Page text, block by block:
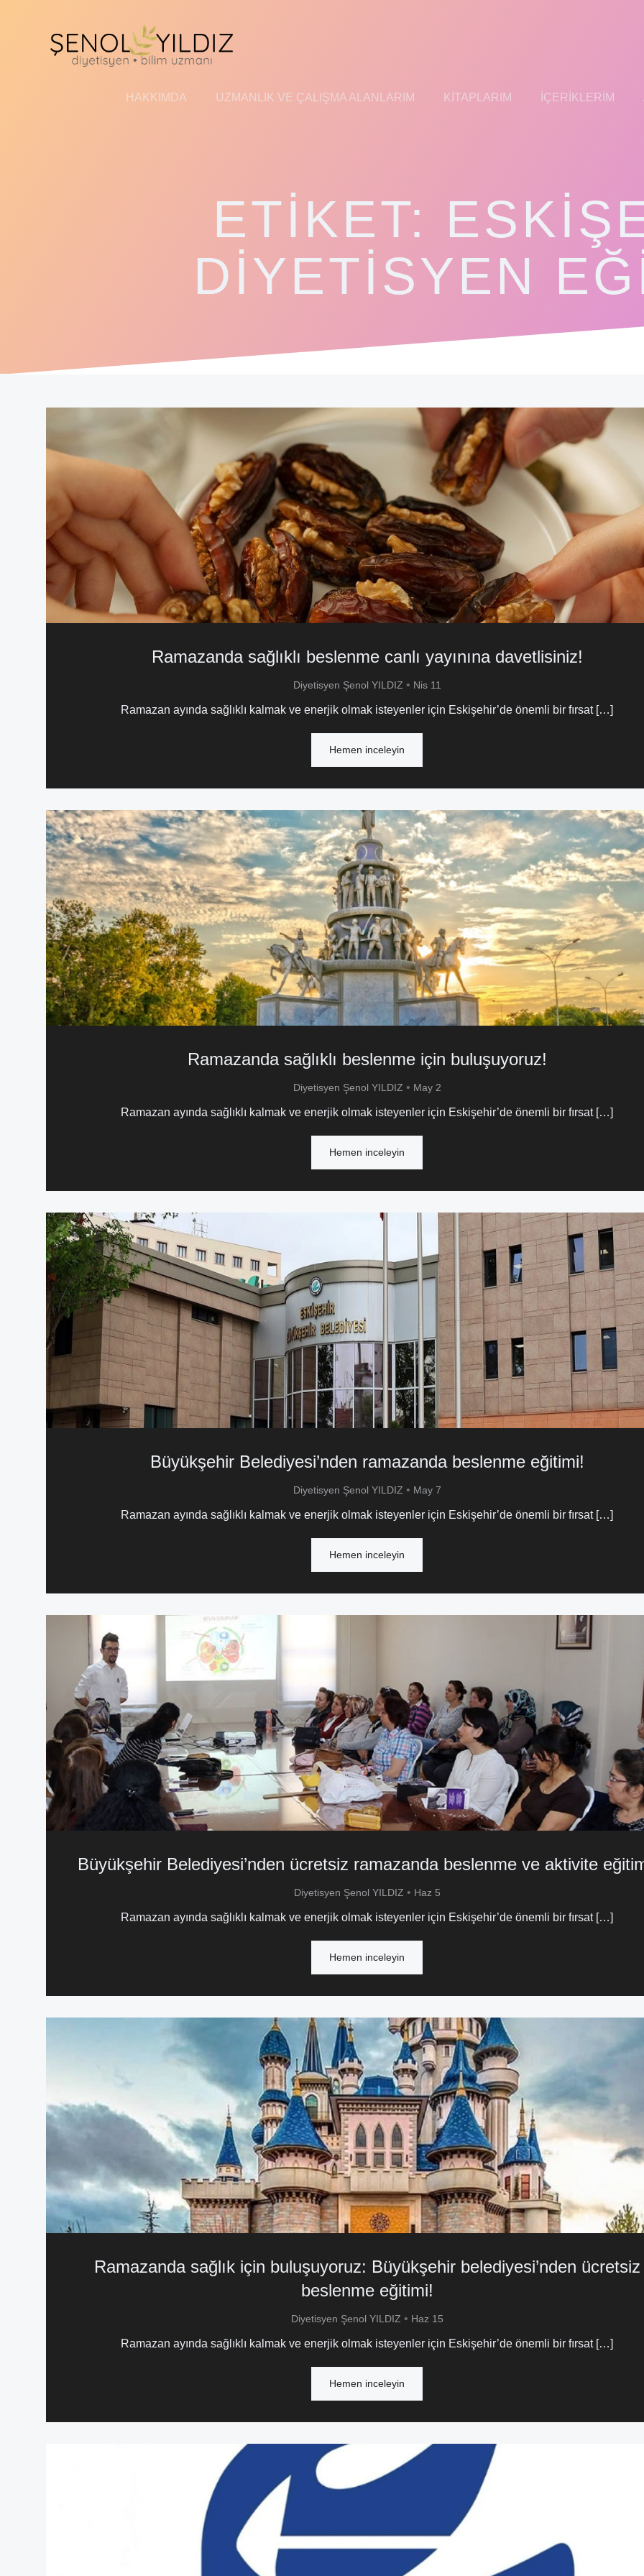
HAKKIMDA UZMANLIK VE ÇALIŞMA ALANLARIM KITAPLARIM İÇERIKLERIM
ETIKET:
DIYETISYEN
Ramazanda sağlıklı beslenme canlı yayınına davetlisiniz!
Diyetisyen Şenol YILDIZ • Nis 11
Ramazan ayında sağlıklı kalmak ve enerjik olmak isteyenler için Eskişehir’de önemli bir fırsat […]
Hemen inceleyin
Ramazanda sağlıklı beslenme için buluşuyoruz!
Diyetisyen Şenol YILDIZ • May 2
Ramazan ayında sağlıklı kalmak ve enerjik olmak isteyenler için Eskişehir’de önemli bir fırsat […]
Hemen inceleyin
Büyükşehir Belediyesi’nden ramazanda beslenme eğitimi!
Diyetisyen Şenol YILDIZ • May 7
Ramazan ayında sağlıklı kalmak ve enerjik olmak isteyenler için Eskişehir’de önemli bir fırsat […]
Hemen inceleyin
Büyükşehir Belediyesi’nden ücretsiz ramazanda beslenme ve aktivite
Diyetisyen Şenol YILDIZ • Haz 5
Ramazan ayında sağlıklı kalmak ve enerjik olmak isteyenler için Eskişehir’de önemli bir fırsat […]
Hemen inceleyin
Ramazanda sağlık için buluşuyoruz: Büyükşehir belediyesi’nden ücretsiz
beslenme eğitimi!
Diyetisyen Şenol YILDIZ • Haz 15
Ramazan ayında sağlıklı kalmak ve enerjik olmak isteyenler için Eskişehir’de önemli bir fırsat […]
Hemen inceleyin